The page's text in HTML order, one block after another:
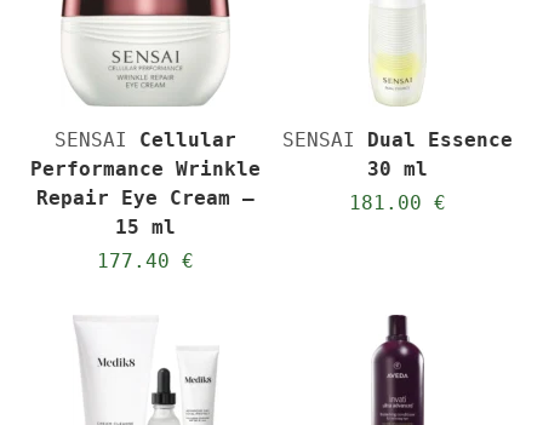
SENSAI
Cellular
Performance Wrinkle
Repair Eye Cream –
15 ml
177.40 €
SENSAI
Dual Essence
30 ml
181.00 €